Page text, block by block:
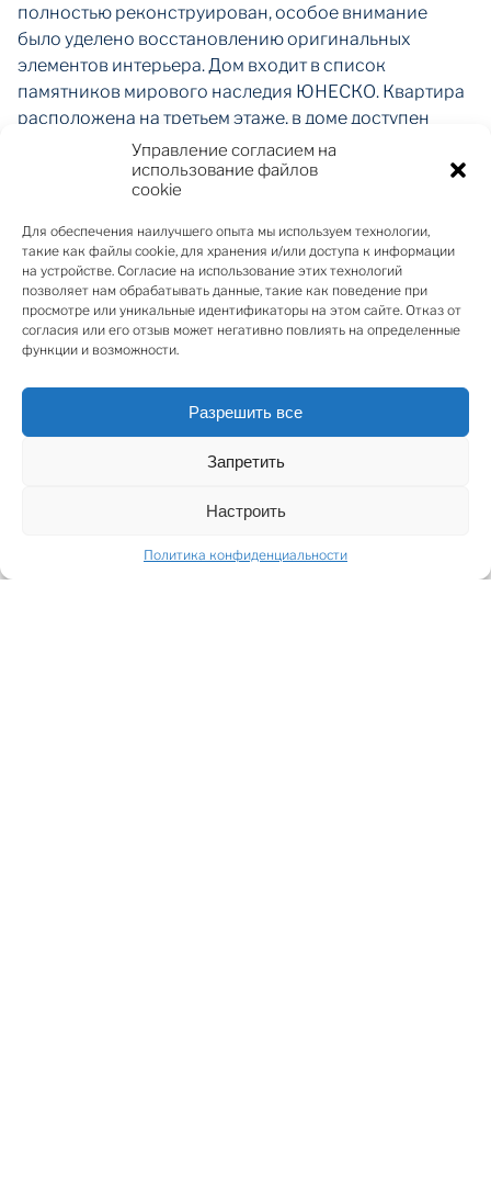
Управление согласием на
использование файлов
cookie
Для обеспечения наилучшего опыта мы используем технологии,
такие как файлы cookie, для хранения и/или доступа к информации
на устройстве. Согласие на использование этих технологий
позволяет нам обрабатывать данные, такие как поведение при
просмотре или уникальные идентификаторы на этом сайте. Отказ от
согласия или его отзыв может негативно повлиять на определенные
функции и возможности.
Разрешить все
Запретить
Настроить
Политика конфиденциальности
полностью реконструирован, особое внимание
было уделено восстановлению оригинальных
элементов интерьера. Дом входит в список
памятников мирового наследия ЮНЕСКО. Квартира
расположена на третьем этаже, в доме доступен
лифт. В просторной квартире расположены
репрезентативные помещения – гостиная, каминный
зал, столовая, а также кухня, пять спален, четыре
ванные комнаты, два гостевых туалета и
хозяйственные помещения. Уникальное
предложение в роскошном доме!